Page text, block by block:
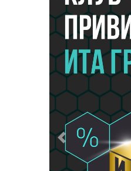
Предыдущий